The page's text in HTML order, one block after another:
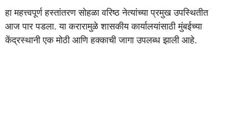
हा महत्त्वपूर्ण हस्तांतरण सोहळा वरिष्ठ नेत्यांच्या प्रमुख उपस्थितीत
आज पार पडला. या करारामुळे शासकीय कार्यालयांसाठी मुंबईच्या
केंद्रस्थानी एक मोठी आणि हक्काची जागा उपलब्ध झाली आहे.